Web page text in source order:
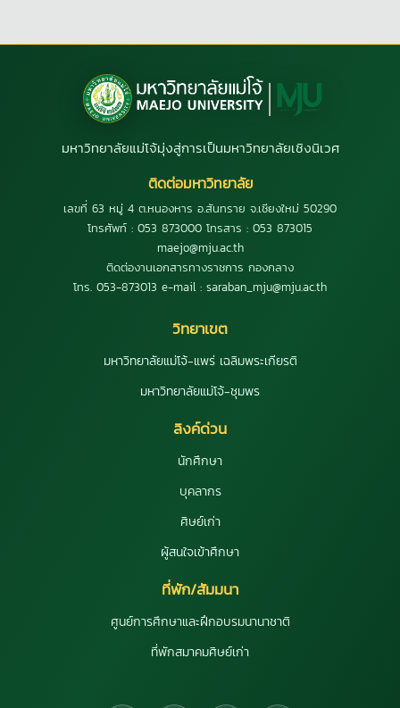
มหาวิทยาลัยแม่โจ้มุ่งสู่การเป็นมหาวิทยาลัยเชิงนิเวศ
ติดต่อมหาวิทยาลัย
เลขที่ 63 หมู่ 4 ต.หนองหาร อ.สันทราย จ.เชียงใหม่ 50290
โทรศัพท์ : 053 873000 โทรสาร : 053 873015
maejo@mju.ac.th
ติดต่องานเอกสารทางราชการ กองกลาง
โทร. 053-873013 e-mail : saraban_mju@mju.ac.th
วิทยาเขต
มหาวิทยาลัยแม่โจ้-แพร่ เฉลิมพระเกียรติ
มหาวิทยาลัยแม่โจ้-ชุมพร
ลิงค์ด่วน
นักศึกษา
บุคลากร
ศิษย์เก่า
ผู้สนใจเข้าศึกษา
ที่พัก/สัมมนา
ศูนย์การศึกษาและฝึกอบรมนานาชาติ
ที่พักสมาคมศิษย์เก่า